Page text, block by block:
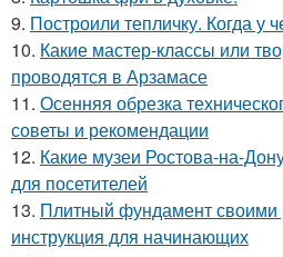
9. Построили тепличку. Когда у
10. Какие мастер-классы или
проводятся в Арзамасе
11. Осенняя обрезка
советы и рекомендации
12. Какие музеи Ростова-на-
для посетителей
13. Плитный фундамент своими
инструкция для начинающих